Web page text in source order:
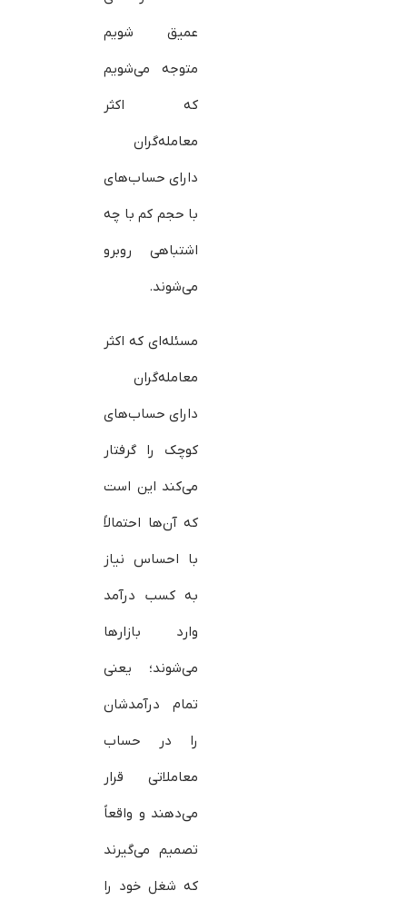
عمیق شویم
متوجه می‌شویم
که اکثر
معامله‌گران
دارای حساب‌های
با حجم کم با چه
اشتباهی روبرو
می‌شوند.
مسئله‌ای که اکثر
معامله‌گران
دارای حساب‌های
کوچک را گرفتار
می‌کند این است
که آن‌ها احتمالاً
با احساس نیاز
به کسب درآمد
وارد بازارها
می‌شوند؛ یعنی
تمام درآمدشان
را در حساب
معاملاتی قرار
می‌دهند و واقعاً
تصمیم می‌گیرند
که شغل خود را